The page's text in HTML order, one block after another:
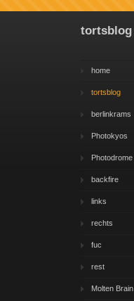
tortsblog
home
tortsblog
berlinkrams
Photokyos
Photodrome
backfire
links
rechts
fuc
rest
Molten Brain